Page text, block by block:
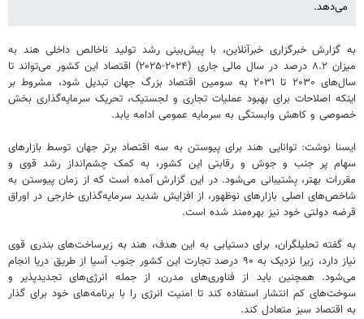
می‌دهد.
به گزارش خبرگزاری خبرآنلاین، با پیش‌بینی رشد تولید ناخالص داخلی هند به
میزان ۸.۲ درصد در سال مالی جاری (۲۰۲۴-۲۰۲۵) اقتصاد این کشور می‌تواند تا
سال‌های ۲۰۳۰ تا ۲۰۳۱ به سومین اقتصاد بزرگ جهان تبدیل شود، مشروط بر
اینکه اصلاحات برای بهبود عملیات تجاری و لجستیک، تحریک سرمایه‌گذاری بخش
خصوصی و کاهش وابستگی به سرمایه عمومی ادامه یابد.
ایسنا نوشت: توانایی هند برای پیوستن به سه اقتصاد برتر جهان توسط بازارهای
سهام پر جنب و جوش و رقابتی این کشور، به کمک چشم‌انداز رشد قوی و
مقررات بهتر، پشتیبانی می‌شود. در این گزارش آمده است که از زمان پیوستن به
شاخص‌های اصلی بازارهای نوظهور، از افزایش شدید سرمایه‌گذاری خارجی در اوراق
قرضه دولتی خود نیز بهره‌مند شده است.
به گفته تحلیلگران، برای دستیابی به این هدف، هند به زیرساخت‌های بندری قوی
نیاز دارد، زیرا نزدیک به ۹۰ درصد تجارت این کشور جنوب آسیا از طریق دریا انجام
می‌شود. همچنین باید از فناوری‌های مدرن، از جمله انرژی‌های تجدیدپذیر و
سوخت‌های کم انتشار استفاده کند تا امنیت انرژی را با برنامه‌های خود برای گذار
به اقتصاد سبز متعادل کند.